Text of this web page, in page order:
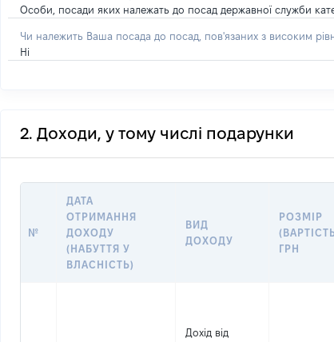
Особи, посади яких належать до посад державної служби
Чи належить Ваша посада до посад, пов'язаних з високим
Ні
2. Доходи, у тому числі подарунки
№
ДАТА
ОТРИМАННЯ
ДОХОДУ
(НАБУТТЯ У
ВЛАСНІСТЬ)
ВИД
ДОХОДУ
РОЗМІР
ГРН
Дохід від